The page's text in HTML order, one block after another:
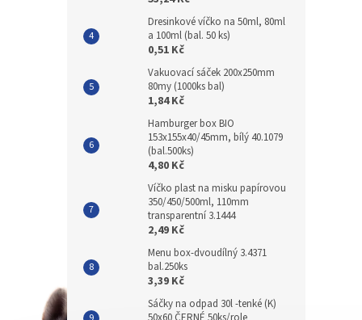
Dresinkové víčko na 50ml, 80ml
a 100ml (bal. 50 ks)
0,51 Kč
Vakuovací sáček 200x250mm
80my (1000ks bal)
1,84 Kč
Hamburger box BIO
153x155x40/45mm, bílý 40.1079
(bal.500ks)
4,80 Kč
Víčko plast na misku papírovou
350/450/500ml, 110mm
transparentní 3.1444
2,49 Kč
Menu box-dvoudílný 3.4371
bal.250ks
3,39 Kč
Sáčky na odpad 30l -tenké (K)